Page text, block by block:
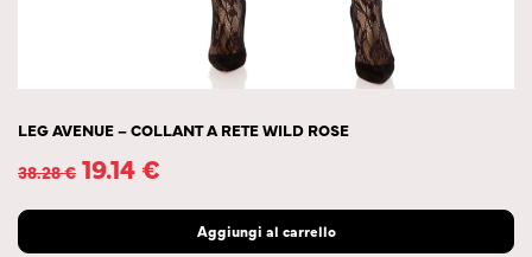
LEG AVENUE – COLLANT A RETE WILD ROSE
38.28€ 19.14€
Aggiungi al carrello